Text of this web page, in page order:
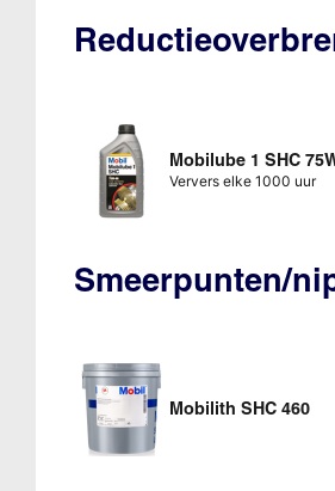
Mobilube 1 SHC
Ververs elke 1000 uur
Smeerpunten/
Mobilith SHC 460